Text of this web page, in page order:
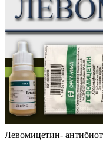
Левомицетин-